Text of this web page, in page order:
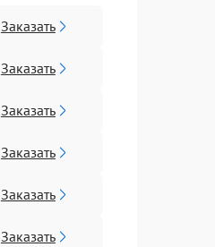
Заказать
Заказать
Заказать
Заказать
Заказать
Заказать